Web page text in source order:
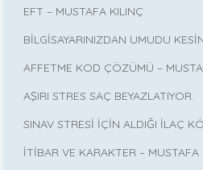
EFT – MUSTAFA KILINÇ
BİLGİSAYARINIZDAN UMUDU
AFFETME KOD ÇÖZÜMÜ –
AŞIRI STRES SAÇ BEYAZLATIYOR.
SINAV STRESİ İÇİN ALDIĞI İLAÇ
İTİBAR VE KARAKTER – MUSTAFA